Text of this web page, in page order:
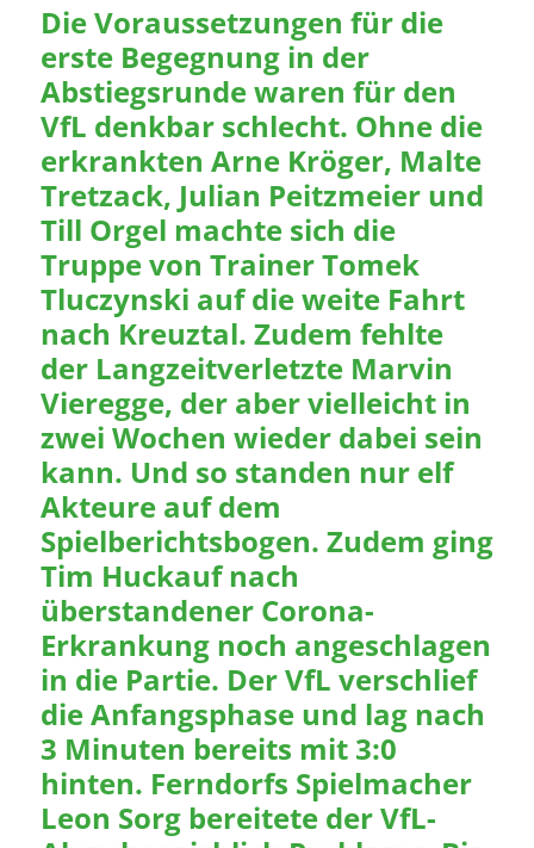
Die Voraussetzungen für die
erste Begegnung in der
Abstiegsrunde waren für den
VfL denkbar schlecht. Ohne die
erkrankten Arne Kröger, Malte
Tretzack, Julian Peitzmeier und
Till Orgel machte sich die
Truppe von Trainer Tomek
Tluczynski auf die weite Fahrt
nach Kreuztal. Zudem fehlte
der Langzeitverletzte Marvin
Vieregge, der aber vielleicht in
zwei Wochen wieder dabei sein
kann. Und so standen nur elf
Akteure auf dem
Spielberichtsbogen. Zudem ging
Tim Huckauf nach
überstandener Corona-
Erkrankung noch angeschlagen
in die Partie. Der VfL verschlief
die Anfangsphase und lag nach
3 Minuten bereits mit 3:0
hinten. Ferndorfs Spielmacher
Leon Sorg bereitete der VfL-